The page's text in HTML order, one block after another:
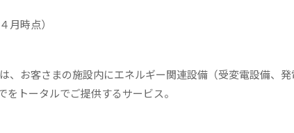
月時点）
、お客さまの施設内にエネルギー関連設備（受変電設備、
トータルでご提供するサービス。